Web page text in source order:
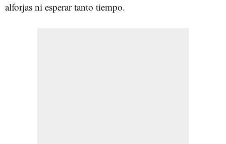
alforjas ni esperar tanto tiempo.